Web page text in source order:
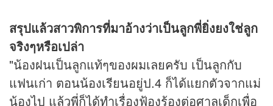
สรุปแล้วสาวพิการที่มาอ้างว่าเป็นลูกพี่ยิ่งยงใช่ลูก
จริงๆหรือเปล่า
"น้องฝนเป็นลูกแท้ๆของผมเลยครับ เป็นลูกกับ
แฟนเก่า ตอนน้องเรียนอยู่ป.4 ก็ได้แยกตัวจากแม่
น้องไป แล้วพี่ก็ได้ทำเรื่องฟ้องร้องต่อศาลเด็กเพื่อ